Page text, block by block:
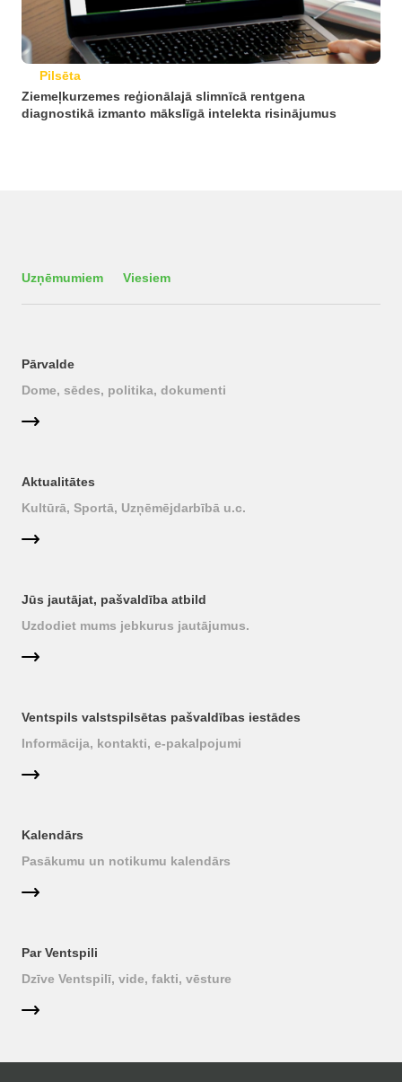
Pilsēta
Ziemeļkurzemes reģionālajā slimnīcā rentgena
diagnostikā izmanto mākslīgā intelekta risinājumus
Uzņēmumiem Viesiem
Pārvalde
Dome, sēdes, politika, dokumenti
Aktualitātes
Kultūrā, Sportā, Uzņēmējdarbībā u.c.
Jūs jautājat, pašvaldība atbild
Uzdodiet mums jebkurus jautājumus.
Ventspils valstspilsētas pašvaldības iestādes
Informācija, kontakti, e-pakalpojumi
Kalendārs
Pasākumu un notikumu kalendārs
Par Ventspili
Dzīve Ventspilī, vide, fakti, vēsture